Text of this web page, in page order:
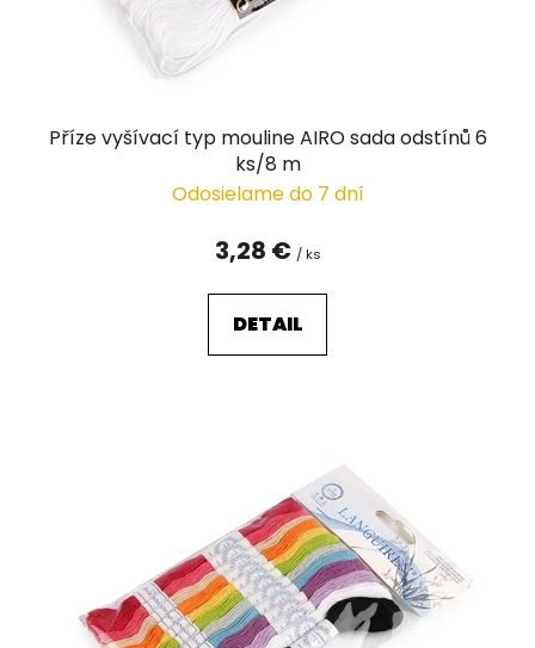
Příze vyšívací typ mouline AIRO sada odstínů 6
ks/8 m
Odosielame do 7 dní
3,28 € / ks
DETAIL